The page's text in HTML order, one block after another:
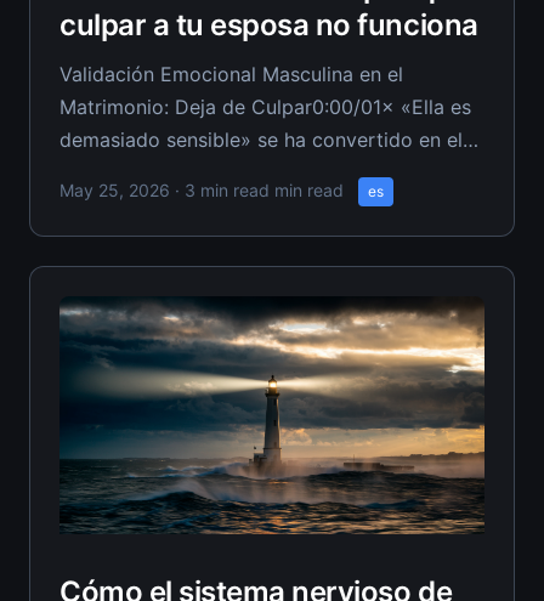
culpar a tu esposa no funciona
Validación Emocional Masculina en el
Matrimonio: Deja de Culpar0:00/01× «Ella es
demasiado sensible» se ha convertido en el
grito de batalla de esposos que se niegan a
mirarse en el espejo. Si estás convencido de
que tu esposa solo necesita endurecerse y
entender las «emociones masculinas
normales», estás
May 25, 2026 · 3 min read min read es
Cómo el sistema nervioso de